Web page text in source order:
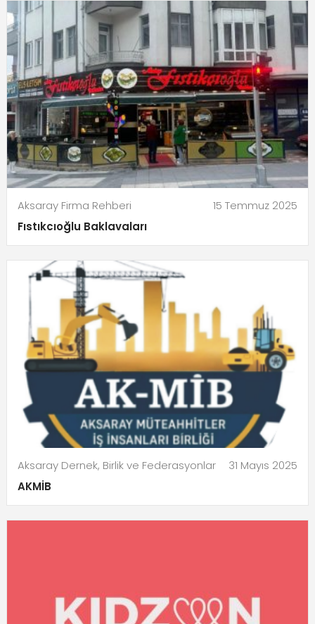
Aksaray Firma Rehberi
15 Temmuz 2025
Fıstıkcıoğlu Baklavaları
Aksaray Dernek, Birlik ve Federasyonlar
31 Mayıs 2025
AKMİB